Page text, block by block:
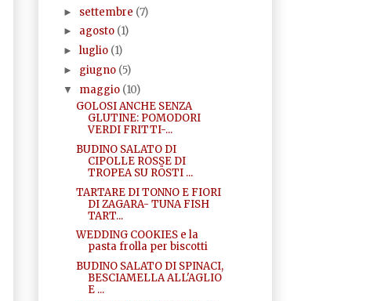
► settembre (7)
► agosto (1)
►luglio (1)
► giugno (5)
▼ maggio (10)
GOLOSI ANCHE SENZA
GLUTINE: POMODORI
VERDI FRITTI-...
BUDINO SALATO DI
CIPOLLE ROSSE DI
TROPEA SU RÖSTI ...
TARTARE DI TONNO E FIORI
DI ZAGARA- TUNA FISH
TART...
WEDDING COOKIES e la
pasta frolla per biscotti
BUDINO SALATO DI SPINACI,
BESCIAMELLA ALL'AGLIO
E ...